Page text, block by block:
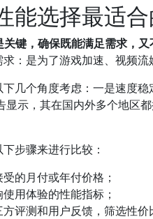
能选择最适合
键，确保既能满足需求，又
：是为了游戏加速、视频
几个角度考虑：一是速度
示，其在国内外多个地区
步骤来进行比较：
的月付或年付价格；
用体验的性能指标；
评测和用户反馈，筛选性价